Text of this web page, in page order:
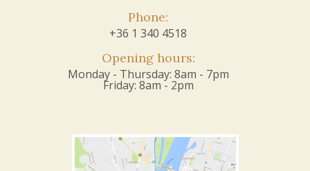
Phone:
+36 1 340 4518
Opening hours:
Monday - Thursday: 8am - 7pm
Friday: 8am - 2pm